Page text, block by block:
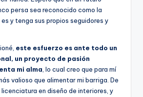
persa sea reconocido como la
y tenga sus propios seguidores y
este esfuerzo es ante todo un
un proyecto de pasión
mi alma , lo cual creo que para mí
valioso que alimentar mi barriga. De
en diseño de interiores, y